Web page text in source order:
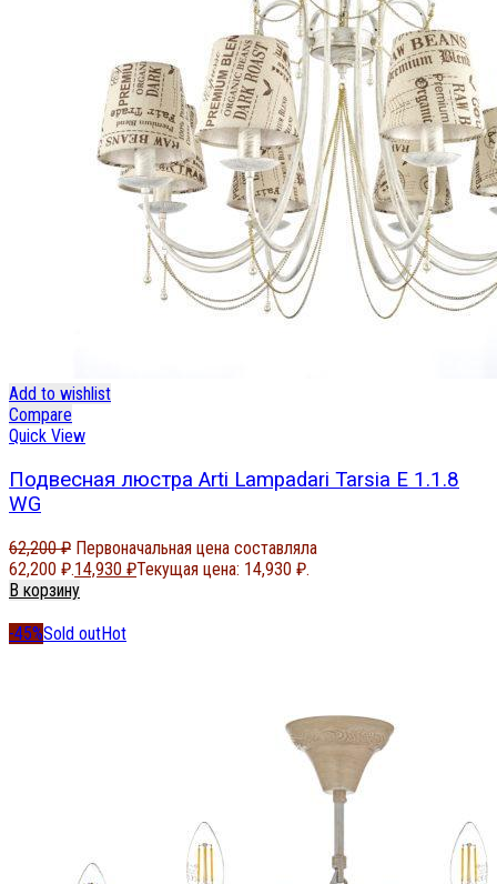
Add to wishlist
Compare
Quick View
Подвесная люстра Arti Lampadari Tarsia E 1.1.8
WG
62,200₽ Первоначальная цена составляла
62,200 ₽.14,930 ₽Текущая цена: 14,930 ₽.
В корзину
-45%Sold outHot